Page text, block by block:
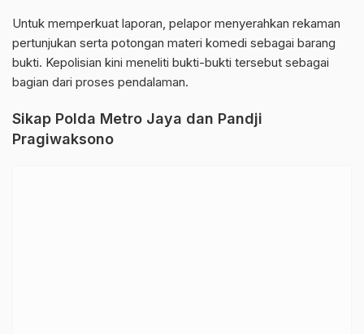
Untuk memperkuat laporan, pelapor menyerahkan rekaman
pertunjukan serta potongan materi komedi sebagai barang
bukti. Kepolisian kini meneliti bukti-bukti tersebut sebagai
bagian dari proses pendalaman.
Sikap Polda Metro Jaya dan Pandji
Pragiwaksono